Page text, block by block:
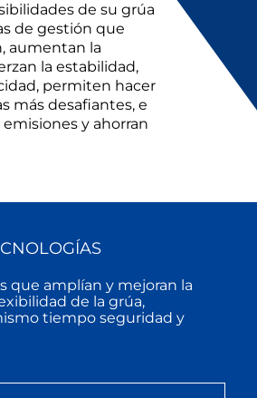
de su grúa
de gestión que
aumentan la
la estabilidad,
permiten hacer
más desafiantes, e
y ahorran
que amplían y mejoran la
de la grúa,
tiempo seguridad y